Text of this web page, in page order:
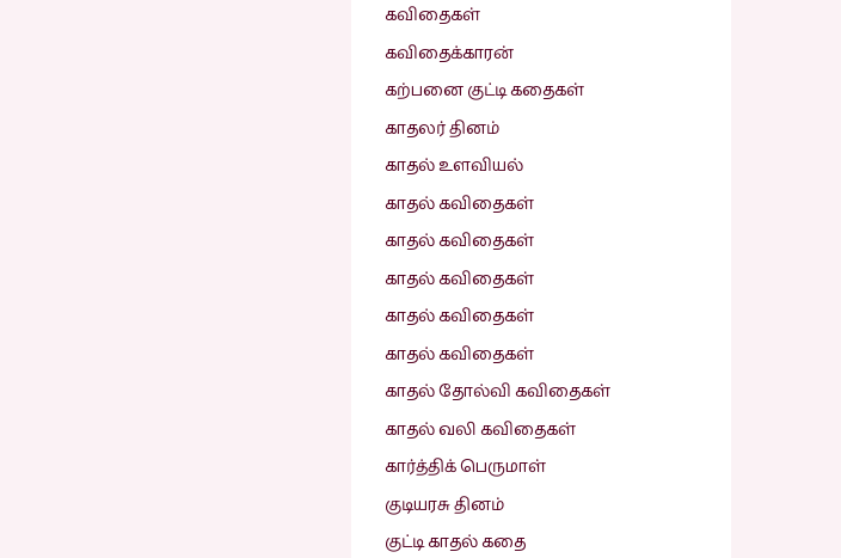
கவிதைகள்
கவிதைக்காரன்
கற்பனை குட்டி கதைகள்
காதலர் தினம்
காதல் உளவியல்
காதல் கவிதைகள்
காதல் கவிதைகள்
காதல் கவிதைகள்
காதல் கவிதைகள்
காதல் கவிதைகள்
காதல் தோல்வி கவிதைகள்
காதல் வலி கவிதைகள்
கார்த்திக் பெருமாள்
குடியரசு தினம்
குட்டி காதல் கதை